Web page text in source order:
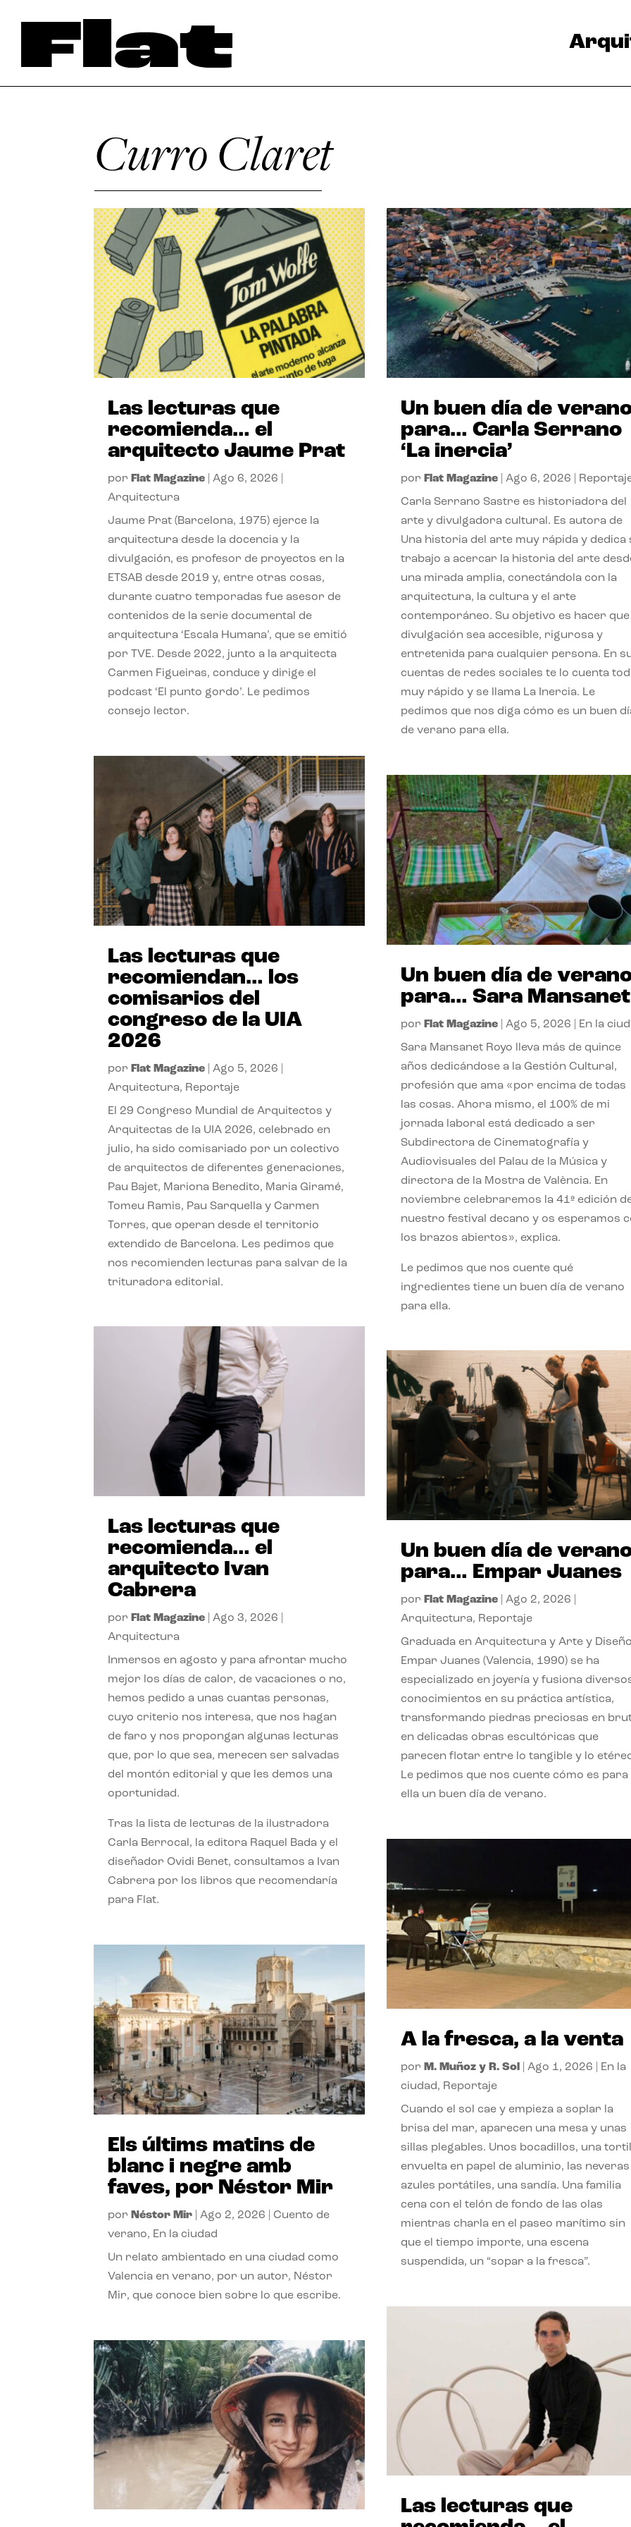
Curro Claret
Las lecturas que
recomienda… el
arquitecto Jaume Prat
por Flat Magazine |Ago 6, 2026
Arquitectura
Jaume Prat (Barcelona, 1975) ejerce la
arquitectura desde la docencia y la
divulgación, es profesor de proyectos en la
ETSAB desde 2019 y, entre otras cosas,
durante cuatro temporadas fue asesor de
contenidos de la serie documental de
arquitectura ‘Escala Humana’, que se emitió
por TVE. Desde 2022, junto a la arquitecta
Carmen Figueiras, conduce y dirige el
podcast ‘El punto gordo’. Le pedimos
consejo lector.
Las lecturas que
recomiendan… los
comisarios del
congreso de la UIA
2026
por Flat Magazine |Ago 5, 2026
Arquitectura, Reportaje
El 29 Congreso Mundial de Arquitectos y
Arquitectas de la UIA 2026, celebrado en
julio, ha sido comisariado por un colectivo
de arquitectos de diferentes generaciones,
Pau Bajet, Mariona Benedito, Maria Giramé,
Tomeu Ramis, Pau Sarquella y Carmen
Torres, que operan desde el territorio
extendido de Barcelona. Les pedimos que
nos recomienden lecturas para salvar de la
trituradora editorial.
Las lecturas que
recomienda… el
arquitecto Ivan
Cabrera
por Flat Magazine |Ago 3, 2026
Arquitectura
Inmersos en agosto y para afrontar mucho
mejor los días de calor, de vacaciones o no,
hemos pedido a unas cuantas personas,
cuyo criterio nos interesa, que nos hagan
de faro y nos propongan algunas lecturas
que, por lo que sea, merecen ser salvadas
del montón editorial y que les demos una
oportunidad.
Tras la lista de lecturas de la ilustradora
Carla Berrocal, la editora Raquel Bada y el
diseñador Ovidi Benet, consultamos a Ivan
Cabrera por los libros que recomendaría
para Flat.
Els últims matins de
blanc i negre amb
faves, por Néstor Mir
por Néstor Mir |Ago 2, 2026 |Cuento de
verano, En la ciudad
Un relato ambientado en una ciudad como
Valencia en verano, por un autor, Néstor
Mir, que conoce bien sobre lo que escribe.
Un buen día de
para… Carla Serrano
‘La inercia’
por Flat Magazine| Ago 6, 2026
Carla Serrano Sastre es historiadora del
arte y divulgadora cultural. Es autora de
Una historia del arte muy rápida y dedica
trabajo a acercar la historia del arte
una mirada amplia, conectándola con la
arquitectura, la cultura y el arte
contemporáneo. Su objetivo es hacer que
divulgación sea accesible, rigurosa y
entretenida para cualquier persona. En
cuentas de redes sociales te lo cuenta
muy rápido y se llama La Inercia. Le
pedimos que nos diga cómo es un buen
de verano para ella.
Un buen día de
para… Sara Mansanet
por Flat Magazine| Ago 5, 2026 En la
Sara Mansanet Royo lleva más de quince
años dedicándose a la Gestión Cultural,
profesión que ama «por encima de todas
las cosas. Ahora mismo, el 100% de mi
jornada laboral está dedicado a ser
Subdirectora de Cinematografía y
Audiovisuales del Palau de la Música y
directora de la Mostra de València. En
noviembre celebraremos la 41ª edición
nuestro festival decano y os esperamos
los brazos abiertos», explica.
Le pedimos que nos cuente qué
ingredientes tiene un buen día de verano
para ella.
Un buen día de
para… Empar Juanes
por Flat Magazine| Ago 2, 2026
Arquitectura, Reportaje
Graduada en Arquitectura y Arte y
Empar Juanes (Valencia, 1990) se ha
especializado en joyería y fusiona
conocimientos en su práctica artística,
transformando piedras preciosas en
en delicadas obras escultóricas que
parecen flotar entre lo tangible y lo
Le pedimos que nos cuente cómo es para
ella un buen día de verano.
A la fresca, a la venta
por M. Muñoz y R. Sol Ago 1, 2026
En la
ciudad, Reportaje
Cuando el sol cae y empieza a soplar la
brisa del mar, aparecen una mesa y unas
sillas plegables. Unos bocadillos, una
envuelta en papel de aluminio, las neveras
azules portátiles, una sandía. Una familia
cena con el telón de fondo de las olas
mientras charla en el paseo marítimo sin
que el tiempo importe, una escena
suspendida, un “sopar a la fresca”.
Las lecturas que